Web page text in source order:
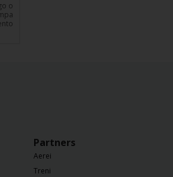
o
Partners
Aerei
Treni